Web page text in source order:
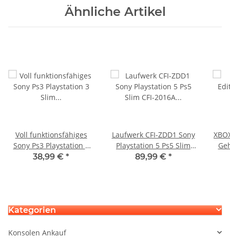
Ähnliche Artikel
Voll funktionsfähiges
Sony Ps3 Playstation 3
Slim CECH 3004A38,99 € *
Laufwerk CFI-ZDD1 Sony
Playstation 5 Ps5 Slim
CFI-2016A EDM-040
89,99 € *
Kategorien
Konsolen Ankauf